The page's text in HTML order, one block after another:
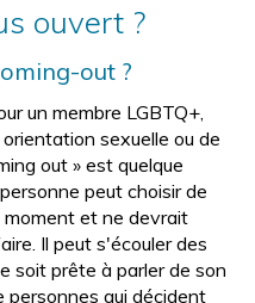
ouvert ?
out ?
un membre LGBTQ+,
sexuelle ou de
out » est quelque
peut choisir de
moment et ne devrait
Il peut s'écouler des
soit prête à parler de son
personnes qui décident